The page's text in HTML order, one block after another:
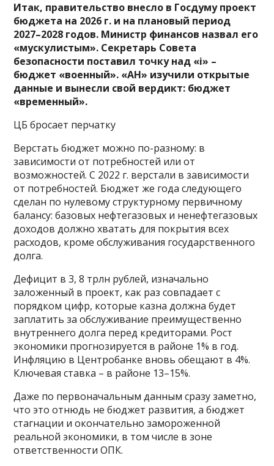
Итак, правительство внесло в Госдуму проект
бюджета на 2026 г. и на плановый период
2027–2028 годов. Министр финансов назвал его
«мускулистым». Секретарь Совета
безопасности поставил точку над «i» –
бюджет «военный». «АН» изучили открытые
данные и вынесли свой вердикт: бюджет
«временный».
ЦБ бросает перчатку
Верстать бюджет можно по-разному: в
зависимости от потребностей или от
возможностей. С 2022 г. верстали в зависимости
от потребностей. Бюджет же года следующего
сделан по нулевому структурному первичному
балансу: базовых нефтегазовых и ненефтегазовых
доходов должно хватать для покрытия всех
расходов, кроме обслуживания государственного
долга.
Дефицит в 3, 8 трлн рублей, изначально
заложенный в проект, как раз совпадает с
порядком цифр, которые казна должна будет
заплатить за обслуживание преимущественно
внутреннего долга перед кредиторами. Рост
экономики прогнозируется в районе 1% в год.
Инфляцию в Центробанке вновь обещают в 4%.
Ключевая ставка – в районе 13–15%.
Даже по первоначальным данным сразу заметно,
что это отнюдь не бюджет развития, а бюджет
стагнации и окончательно замороженной
реальной экономики, в том числе в зоне
ответственности ОПК.